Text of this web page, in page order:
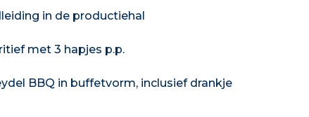
in de productiehal
met 3 hapjes p.p.
BBQ in buffetvorm, inclusief drankje